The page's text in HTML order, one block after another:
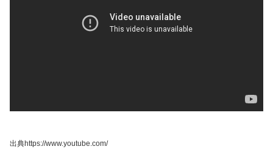
出典https://www.youtube.com/